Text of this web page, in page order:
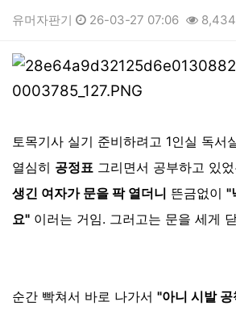
유머자판기 26-03-27 07:06 8,434
본문
토목기사 실기 준비하려고 1인실 독서
열심히 공정표 그리면서 공부하고 있
생긴 여자가 문을 팍 열더니 뜬금없이 "
요" 이러는 거임. 그러고는 문을 세게
순간 빡쳐서 바로 나가서 "아니 시발